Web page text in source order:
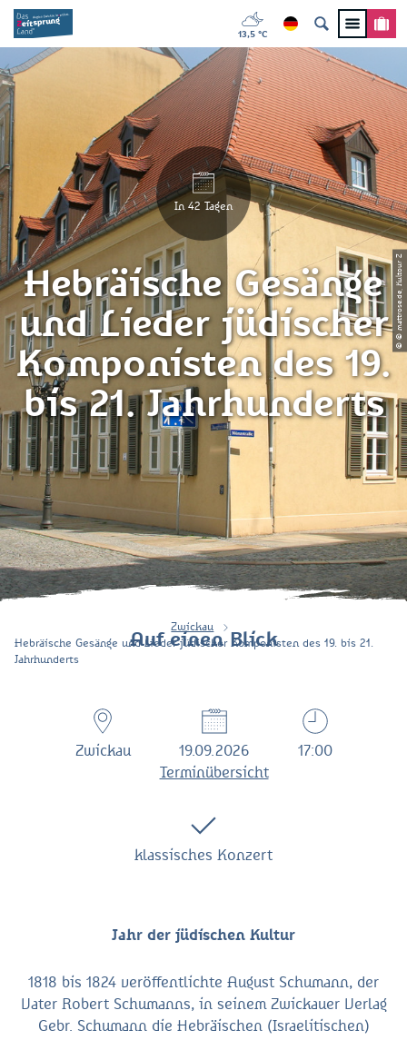
13,5 °C
© © mattrose.de, Kultour Z
In 42 Tagen
Hebräische Gesänge
und Lieder jüdischer
Komponisten des 19.
bis 21. Jahrhunderts
Zwickau
Hebräische Gesänge und Lieder jüdischer Komponisten des 19. bis 21.
Jahrhunderts
Auf einen Blick
Zwickau
19.09.2026
Terminübersicht
17:00
klassisches Konzert
Jahr der jüdischen Kultur
1818 bis 1824 veröffentlichte August Schumann, der
Vater Robert Schumanns, in seinem Zwickauer Verlag
Gebr. Schumann die Hebräischen (Israelitischen)